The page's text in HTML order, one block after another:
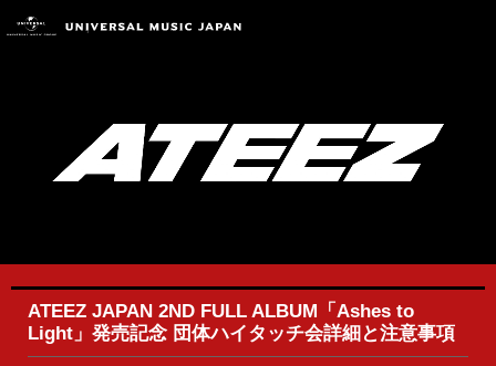
ATEEZ JAPAN 2ND FULL ALBUM「Ashes to
Light」発売記念 団体ハイタッチ会詳細と注意事項